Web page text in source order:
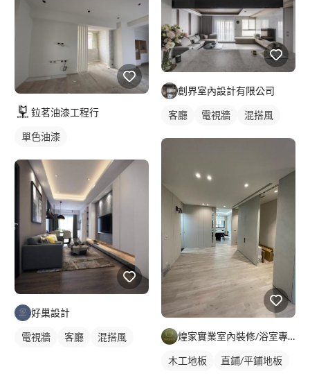
鉝茗油漆工程行
單色油漆
好巢設計
電視牆 客廳 混搭風
創界室內設計有限公司
客廳 電視牆 混搭風
煌家實業室內裝修/浴室專精/統包工程
木工地板 直鋪/平鋪地板